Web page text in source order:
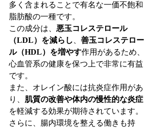
多く含まれることで有名な一価不飽和
脂肪酸の一種です。
この成分は、 悪玉コレステロール
（LDL）を減らし
善玉コレステロー
ル（HDL）を増やす作用があるため、
心血管系の健康を保つ上で非常に有益
です。
また、オレイン酸には抗炎症作用があ
り、 肌質の改善や体内の慢性的な炎症
を軽減する効果が期待されています。
さらに、腸内環境を整える働きも持